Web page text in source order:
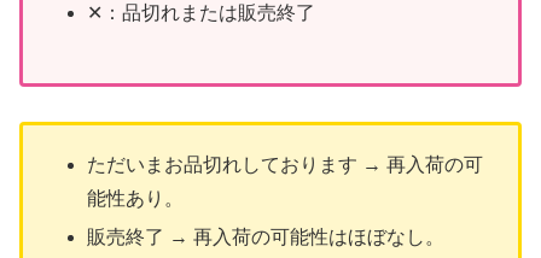
✕：品切れまたは販売終了
ただいまお品切れしております → 再入荷の可
能性あり。
販売終了 → 再入荷の可能性はほぼなし。